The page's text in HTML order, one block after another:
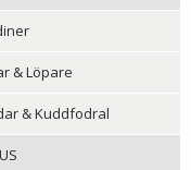
& Löpare
& Kuddfodral